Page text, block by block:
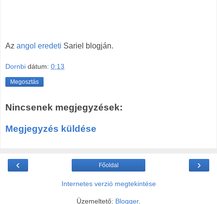
Az angol eredeti Sariel blogján.
Dornbi dátum: 0:13
Megosztás
Nincsenek megjegyzések:
Megjegyzés küldése
‹ ›
Főoldal
Internetes verzió megtekintése
Üzemeltető: Blogger.